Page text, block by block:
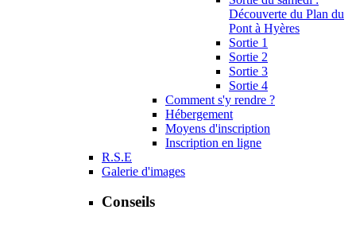
Découverte du Plan du
Pont à Hyères
Sortie 1
Sortie 2
Sortie 3
Sortie 4
Comment s'y rendre ?
Hébergement
Moyens d'inscription
Inscription en ligne
R.S.E
Galerie d'images
Conseils